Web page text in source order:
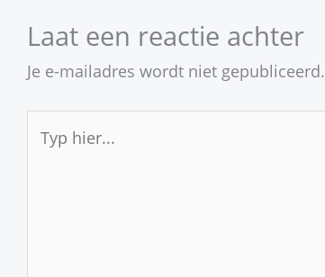
Laat een reactie achter
Je e-mailadres wordt niet gepubliceerd.
hier...